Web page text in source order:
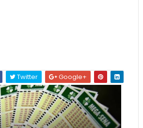
Twitter Google+